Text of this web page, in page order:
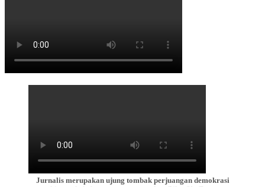
Jurnalis merupakan ujung tombak perjuangan demokrasi